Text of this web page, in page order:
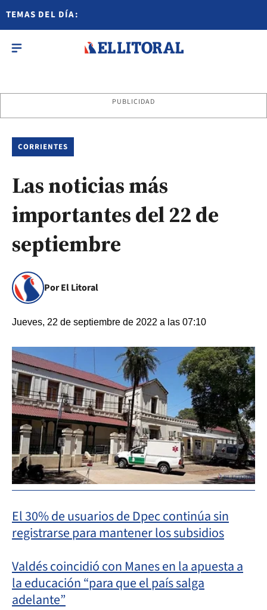
TEMAS DEL DÍA:
PUBLICIDAD
CORRIENTES
Las noticias más
importantes del 22 de
septiembre
Por El Litoral
Jueves, 22 de septiembre de 2022 a las 07:10
El 30% de usuarios de Dpec continúa sin
registrarse para mantener los subsidios
Valdés coincidió con Manes en la apuesta a
la educación “para que el país salga
adelante”